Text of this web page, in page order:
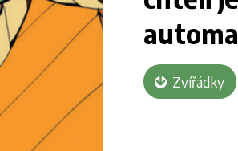
Zvířádky